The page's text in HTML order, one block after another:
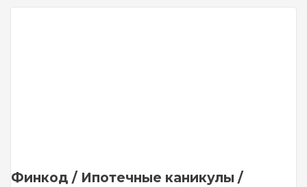
Финкод / Ипотечные каникулы /